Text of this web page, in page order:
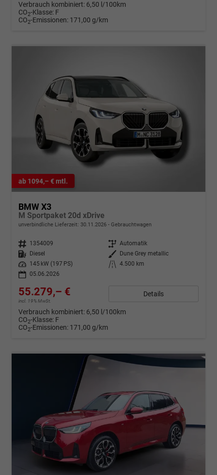
Verbrauch kombiniert: 6,50 l/100km
CO2-Klasse: F
CO2-Emissionen: 171,00 g/km
ab 1094,– € mtl.
BMW X3
M Sportpaket 20d xDrive
unverbindliche Lieferzeit: 30.11.2026 Gebrauchtwagen
Fahrzeugnr. 1354009 Getriebe Automatik
Kraftstoff
Diesel Außenfarbe
Dune Grey metallic
Leistung
145 kW (197 PS) Kilometerstand
4.500 km
05.06.2026
55.279,– €
incl. 19% MwSt.
Details
Verbrauch kombiniert: 6,50 l/100km
CO2-Klasse: F
CO2-Emissionen: 171,00 g/km